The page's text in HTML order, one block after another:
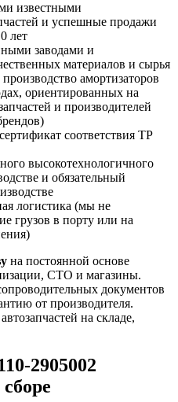
известными
и успешные продажи
лет
заводами и
материалов и сырья
амортизаторов
ориентированных на
и производителей
соответствия ТР
высокотехнологичного
и обязательный
логистика (мы не
грузов в порту или на
на постоянной основе
СТО и магазины.
документов
от производителя.
на складе,
2905002